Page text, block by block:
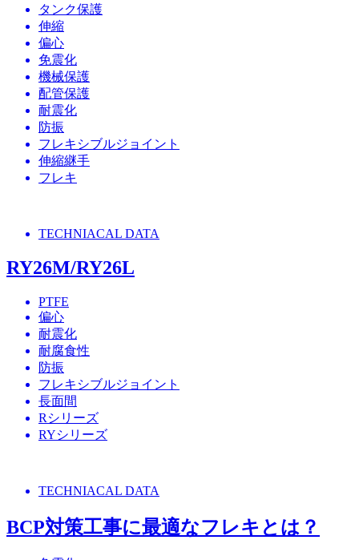
タンク保護
伸縮
偏心
免震化
機械保護
配管保護
耐震化
防振
フレキシブルジョイント
伸縮継手
フレキ
TECHNIACAL DATA
RY26M/RY26L
PTFE
偏心
耐震化
耐腐食性
防振
フレキシブルジョイント
長面間
Rシリーズ
RYシリーズ
TECHNIACAL DATA
BCP対策工事に最適なフレキとは？